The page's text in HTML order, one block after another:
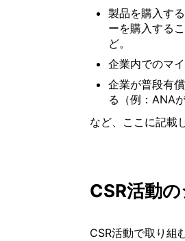
製品を購入す
ーを購入する
ど。
企業内でのマ
企業が普段有
る（例：ANA
など、ここに記載
CSR活動
CSR活動で取り組